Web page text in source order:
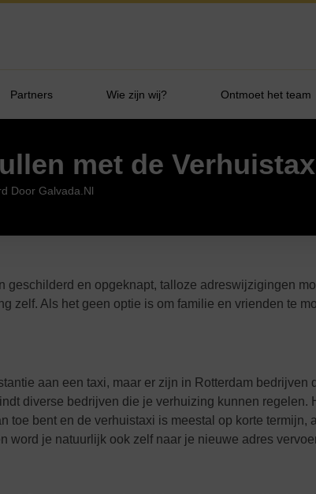
Partners Wie zijn wij? Ontmoet het team
met de
Door Galvada.nl
en opgeknapt, talloze adreswijzigingen
zelf. Als het geen optie is om familie en vrienden te
aan een taxi, maar er zijn in Rotterdam bedrijven
diverse bedrijven die je verhuizing kunnen regelen.
bent en de verhuistaxi is meestal op korte termijn,
word je natuurlijk ook zelf naar je nieuwe adres